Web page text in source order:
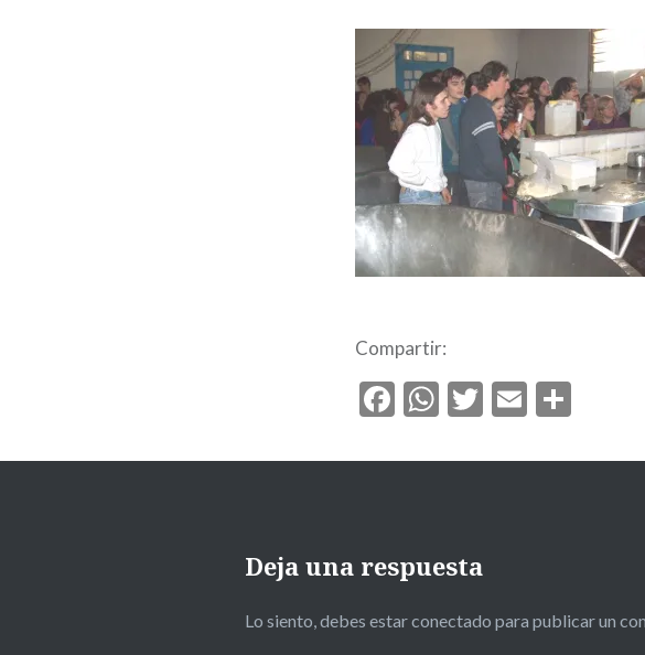
Compartir:
Facebook
WhatsApp
Twitter
Email
Deja una respuesta
Lo siento, debes estarconectado para publicar un